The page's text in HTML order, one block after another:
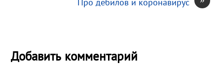
Добавить комментарий